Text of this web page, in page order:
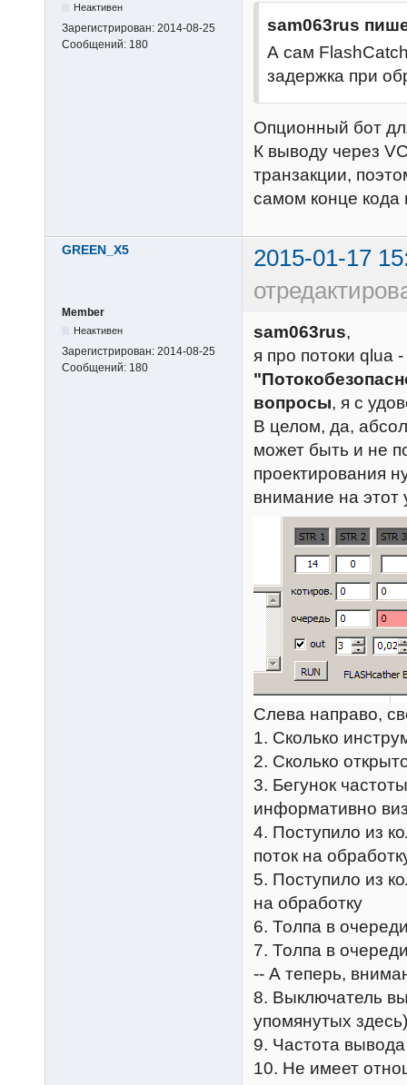
Неактивен
Зарегистрирован: 2014-08-25
Сообщений: 180
sam063rus
А сам
задержка при
Опционный бот
К выводу через
транзакции,
самом конце кода
GREEN_X5
2015-01-17
Member
Неактивен
Зарегистрирован: 2014-08-25
Сообщений: 180
sam063rus,
я про потоки qlua
вопросы, я с
В целом, да,
может быть и не
проектирования
внимание на
Слева направо,
1. Сколько
2. Сколько
3. Бегунок
информативно
4. Поступило из
поток на
5. Поступило из
на обработку
6. Толпа в
7. Толпа в
-- А теперь,
8. Выключатель
упомянутых здесь)
9. Частота
10. Не имеет